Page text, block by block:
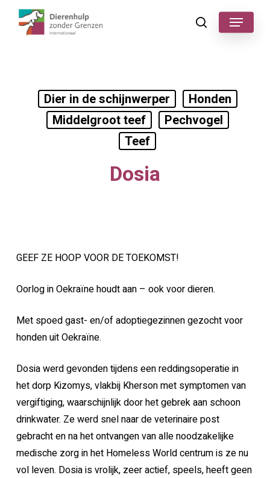
search
Menu
Dier in de schijnwerper
Honden
Middelgroot teef
Pechvogel
Teef
Dosia
GEEF ZE HOOP VOOR DE TOEKOMST!
Oorlog in Oekraïne houdt aan – ook voor dieren.
Met spoed gast- en/of adoptiegezinnen gezocht voor
honden uit Oekraïne.
Dosia werd gevonden tijdens een reddingsoperatie in
het dorp Kizomys, vlakbij Kherson met symptomen van
vergiftiging, waarschijnlijk door het gebrek aan schoon
drinkwater. Ze werd snel naar de veterinaire post
gebracht en na het ontvangen van alle noodzakelijke
medische zorg in het Homeless World centrum is ze nu
vol leven. Dosia is vrolijk, zeer actief, speels, heeft geen